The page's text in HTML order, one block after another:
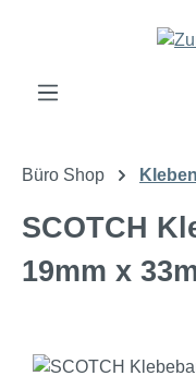
Zum Hauptinhalt
Büro Shop
SCOTCH
19mm x
Bildergalerie